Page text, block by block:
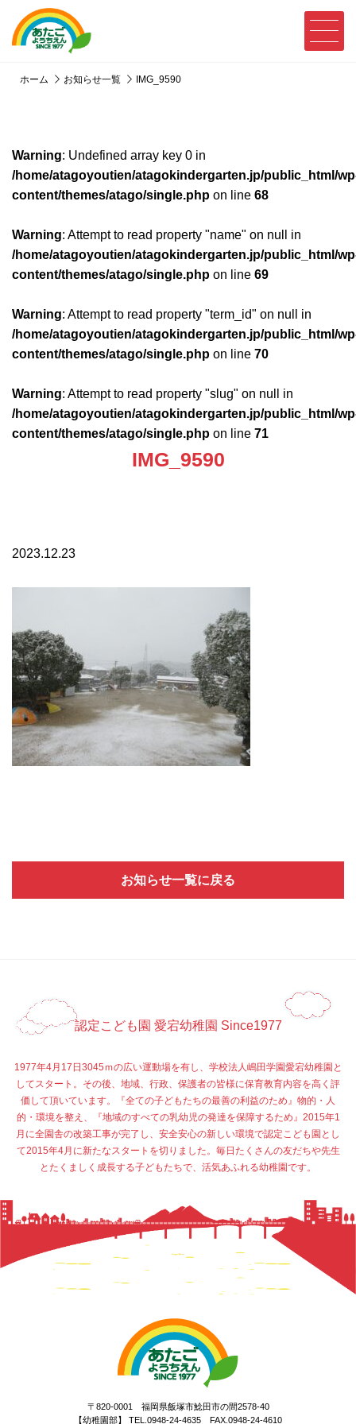
ホーム お知らせ一覧 IMG_9590
Warning: Undefined array key 0 in
/home/atagoyoutien/atagokindergarten.jp/public_html/
content/themes/atago/single.php on line 68
Warning: Attempt to read property "name" on null in
/home/atagoyoutien/atagokindergarten.jp/public_html/
content/themes/atago/single.php on line 69
Warning: Attempt to read property "term_id" on null in
/home/atagoyoutien/atagokindergarten.jp/public_html/
content/themes/atago/single.php on line 70
Warning: Attempt to read property "slug" on null in
/home/atagoyoutien/atagokindergarten.jp/public_html/
content/themes/atago/single.php on line 71
IMG_9590
2023.12.23
お知らせ一覧に戻る
認定こども園 愛宕幼稚園 Since1977
1977年4月17日3045ｍの広い運動場を有し、学校法人嶋田学園愛宕幼稚園と
してスタート。その後、地域、行政、保護者の皆様に保育教育内容を高く評
価して頂いています。『全ての子どもたちの最善の利益のため』物的・人
的・環境を整え、『地域のすべての乳幼児の発達を保障するため』2015年1
月に全園舎の改築工事が完了し、安全安心の新しい環境で認定こども園とし
て2015年4月に新たなスタートを切りました。毎日たくさんの友だちや先生
とたくましく成長する子どもたちで、活気あふれる幼稚園です。
〒820-0001 福岡県飯塚市鯰田市の間2578-40
【幼稚園部】 TEL.0948-24-4635 FAX.0948-24-4610